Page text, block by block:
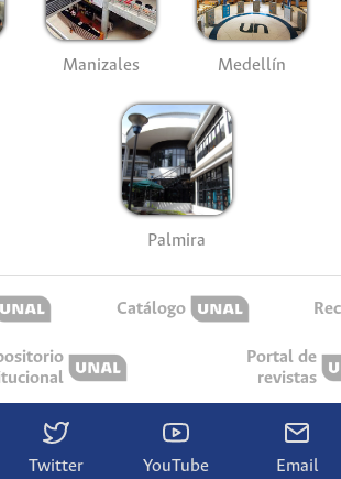
Manizales Medellín
Palmira
Catálogo
Portal de
revistas
Twitter YouTube Email